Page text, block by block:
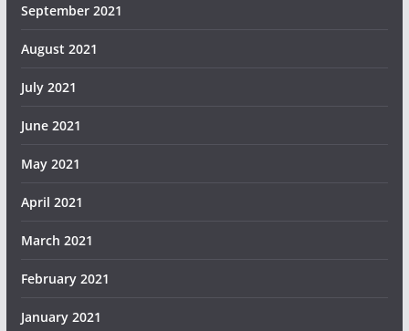
September 2021
August 2021
July 2021
June 2021
May 2021
April 2021
March 2021
February 2021
January 2021